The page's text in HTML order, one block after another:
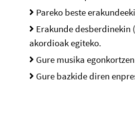
Pareko beste
Erakunde
akordioak egiteko.
Gure musika
Gure bazkide diren